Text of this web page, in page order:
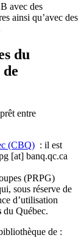
avec des
ainsi qu’avec des
du
entre
(CBQ) : il est
[at] banq.qc.ca
(PRPG)
sous réserve de
d’utilisation
du Québec.
de :